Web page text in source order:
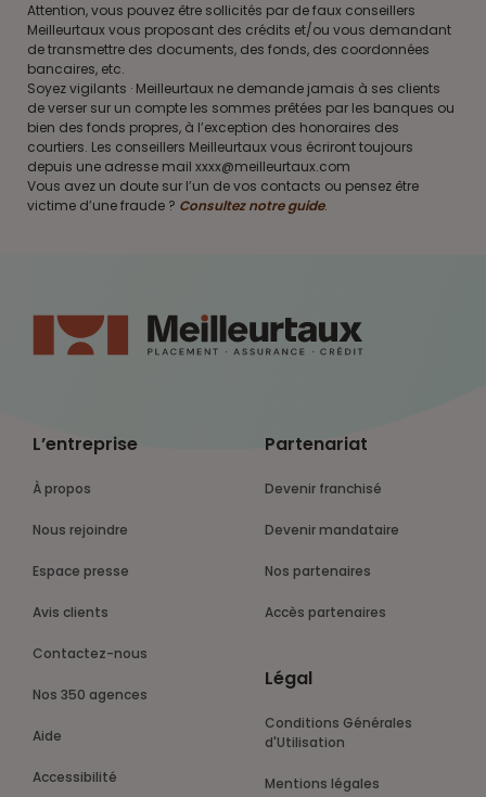
Attention, vous pouvez être sollicités par de faux conseillers
Meilleurtaux vous proposant des crédits et/ou vous demandant
de transmettre des documents, des fonds, des coordonnées
bancaires, etc.
Soyez vigilants · Meilleurtaux ne demande jamais à ses clients
de verser sur un compte les sommes prêtées par les banques ou
bien des fonds propres, à l’exception des honoraires des
courtiers. Les conseillers Meilleurtaux vous écriront toujours
depuis une adresse mail xxxx@meilleurtaux.com
Vous avez un doute sur l’un de vos contacts ou pensez être
victime d’une fraude ? Consultez notre guide.
L’entreprise
À propos
Nous rejoindre
Espace presse
Avis clients
Contactez-nous
Nos 350 agences
Aide
Accessibilité
Partenariat
Devenir franchisé
Devenir mandataire
Nos partenaires
Accès partenaires
Légal
Conditions Générales
d'Utilisation
Mentions légales